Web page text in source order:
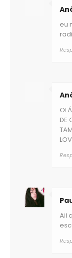
Aii
DE
eu